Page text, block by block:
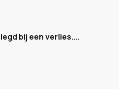
bij een verlies....